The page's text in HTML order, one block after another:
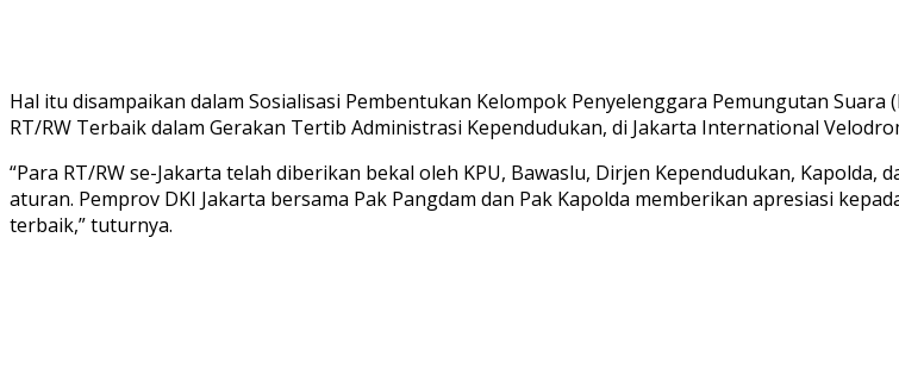
Hal itu disampaikan dalam Sosialisasi Pembentukan Kelompok Penyelenggara Pemungutan
RT/RW Terbaik dalam Gerakan Tertib Administrasi Kependudukan, di Jakarta International
“Para RT/RW se-Jakarta telah diberikan bekal oleh KPU, Bawaslu, Dirjen Kependudukan,
aturan. Pemprov DKI Jakarta bersama Pak Pangdam dan Pak Kapolda memberikan apresiasi
terbaik,” tuturnya.